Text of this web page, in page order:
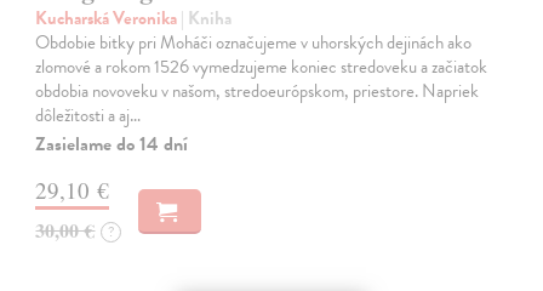
Kucharská Veronika| Kniha
Obdobie bitky pri Moháči označujeme v uhorských dejinách ako
zlomové a rokom 1526 vymedzujeme koniec stredoveku a začiatok
obdobia novoveku v našom, stredoeurópskom, priestore. Napriek
dôležitosti a aj…
Zasielame do 14 dní
29,10 €
30,00 € ?